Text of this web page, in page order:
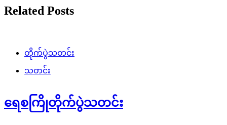
Related Posts
တိုက်ပွဲသတင်း
သတင်း
ရေစကြိုတိုက်ပွဲသတင်း